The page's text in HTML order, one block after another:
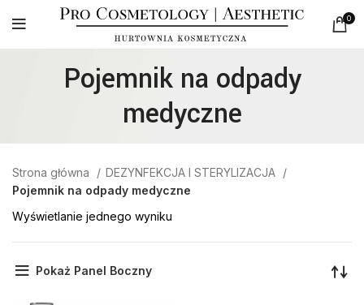
0
Pojemnik na odpady
medyczne
Strona główna
DEZYNFEKCJA I STERYLIZACJA
Pojemnik na odpady medyczne
Wyświetlanie jednego wyniku
Pokaż Panel Boczny